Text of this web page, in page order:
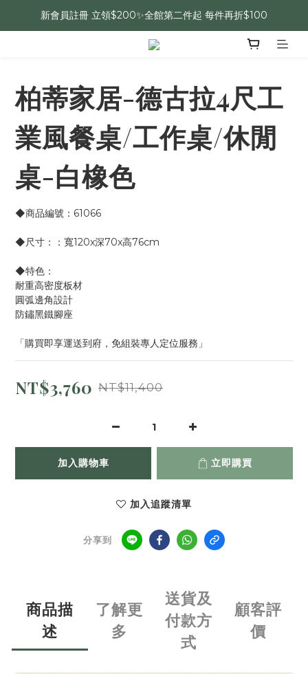
新會員註冊 立領$200✨全館第二件起 每件再折$100
柏蒂家居-德古拉4尺工
業風餐桌/工作桌/休閒
桌-白橡色
◆商品編號：61066
◆尺寸：：寬120x深70x高76cm
◆特色：
耐重高密度板材
圓弧邊角設計
防鏽黑鐵腳座
「購買即享運送到府，免組裝專人定位服務」
NT$3,760 NT$11,400
加入購物車 立即購買
加入追蹤清單
分享到
商品描
述
了解更
多
送貨及
付款方
式
顧客評
價